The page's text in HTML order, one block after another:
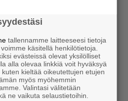
TE-liven avulla
uudelleentyöllistymisen
Liitä vinkkisi
tallennamme laitteeseesi tietoja
käsitellä henkilötietoja.
evästeissä olevat yksilölliset
alla olevaa linkkiä voit hyväksyä
kieltää oikeutettujen etujen
myös myöhemmin
Valintasi välitetään
ne vaikuta selaustietoihin.